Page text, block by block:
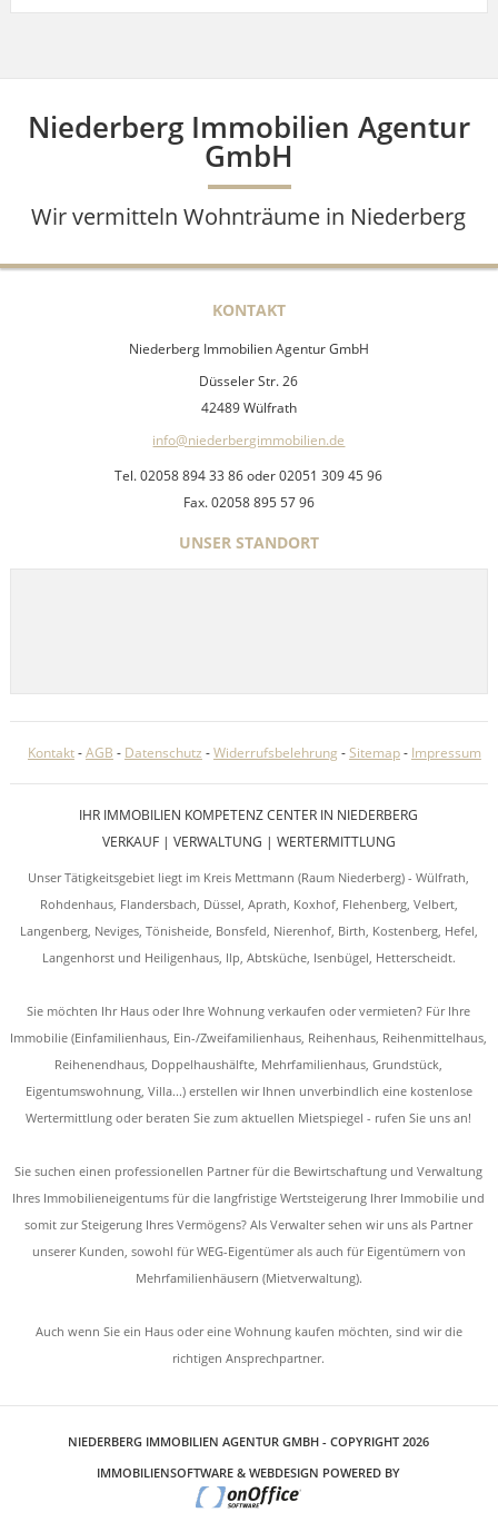
Niederberg Immobilien Agentur
GmbH
Wir vermitteln Wohnträume in Niederberg
KONTAKT
Niederberg Immobilien Agentur GmbH
Düsseler Str. 26
42489 Wülfrath
info@niederbergimmobilien.de
Tel. 02058 894 33 86 oder 02051 309 45 96
Fax. 02058 895 57 96
UNSER STANDORT
Kontakt-AGB - Datenschutz -Widerrufsbelehrung -Sitemap- Impressum
IHR IMMOBILIEN KOMPETENZ CENTER IN NIEDERBERG
VERKAUF | VERWALTUNG | WERTERMITTLUNG
Unser Tätigkeitsgebiet liegt im Kreis Mettmann (Raum Niederberg) - Wülfrath,
Rohdenhaus, Flandersbach, Düssel, Aprath, Koxhof, Flehenberg, Velbert,
Langenberg, Neviges, Tönisheide, Bonsfeld, Nierenhof, Birth, Kostenberg, Hefel,
Langenhorst und Heiligenhaus, Ilp, Abtsküche, Isenbügel, Hetterscheidt.
Sie möchten Ihr Haus oder Ihre Wohnung verkaufen oder vermieten? Für Ihre
Immobilie (Einfamilienhaus, Ein-/Zweifamilienhaus, Reihenhaus, Reihenmittelhaus,
Reihenendhaus, Doppelhaushälfte, Mehrfamilienhaus, Grundstück,
Eigentumswohnung, Villa...) erstellen wir Ihnen unverbindlich eine kostenlose
Wertermittlung oder beraten Sie zum aktuellen Mietspiegel - rufen Sie uns an!
Sie suchen einen professionellen Partner für die Bewirtschaftung und Verwaltung
Ihres Immobilieneigentums für die langfristige Wertsteigerung Ihrer Immobilie und
somit zur Steigerung Ihres Vermögens? Als Verwalter sehen wir uns als Partner
unserer Kunden, sowohl für WEG-Eigentümer als auch für Eigentümern von
Mehrfamilienhäusern (Mietverwaltung).
Auch wenn Sie ein Haus oder eine Wohnung kaufen möchten, sind wir die
richtigen Ansprechpartner.
NIEDERBERG IMMOBILIEN AGENTUR GMBH - COPYRIGHT 2026
IMMOBILIENSOFTWARE & WEBDESIGN POWERED BY